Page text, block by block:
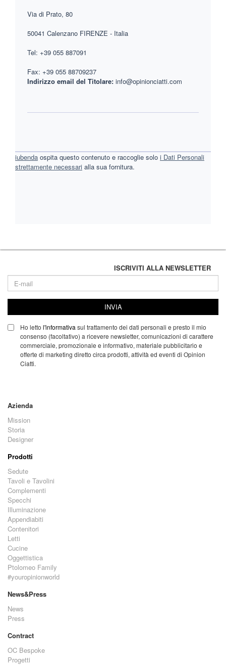
Via di Prato, 80
50041 Calenzano FIRENZE - Italia
Tel: +39 055 887091
Fax: +39 055 88709237
Indirizzo email del Titolare: info@opinionciatti.com
iubenda ospita questo contenuto e raccoglie solo i Dati Personali
strettamente necessari alla sua fornitura.
ISCRIVITI ALLA NEWSLETTER
INVIA
Ho letto l'informativa sul trattamento dei dati personali e presto il mio
consenso (facoltativo) a ricevere newsletter, comunicazioni di carattere
commerciale, promozionale e informativo, materiale pubblicitario e
offerte di marketing diretto circa prodotti, attività ed eventi di Opinion
Ciatti.
Azienda
Mission
Storia
Designer
Prodotti
Sedute
Tavoli e Tavolini
Complementi
Specchi
Illuminazione
Appendiabiti
Contenitori
Letti
Cucine
Oggettistica
Ptolomeo Family
#youropinionworld
News&Press
News
Press
Contract
OC Bespoke
Progetti